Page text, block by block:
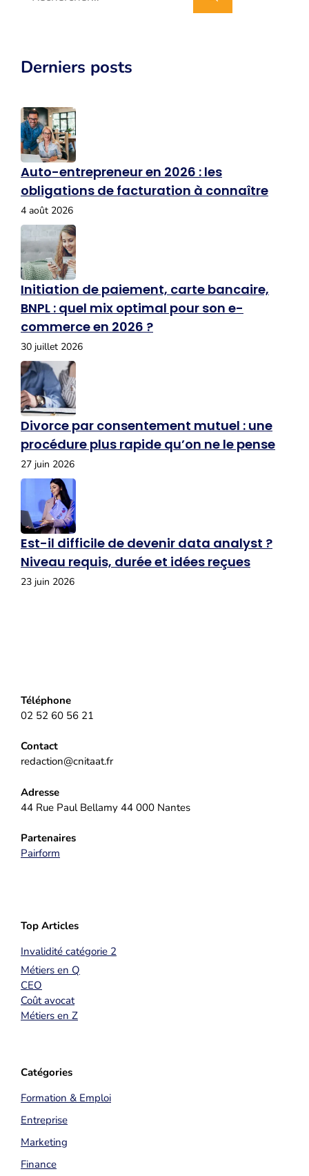
Derniers posts
Auto-entrepreneur en 2026 : les
obligations de facturation à connaître
4 août 2026
Initiation de paiement, carte bancaire,
BNPL : quel mix optimal pour son e-
commerce en 2026 ?
30 juillet 2026
Divorce par consentement mutuel : une
procédure plus rapide qu’on ne le pense
27 juin 2026
Est-il difficile de devenir data analyst ?
Niveau requis, durée et idées reçues
23 juin 2026
Téléphone
02 52 60 56 21
Contact
redaction@cnitaat.fr
Adresse
44 Rue Paul Bellamy 44 000 Nantes
Partenaires
Pairform
Top Articles
Invalidité catégorie 2
Métiers en Q
CEO
Coût avocat
Métiers en Z
Catégories
Formation & Emploi
Entreprise
Marketing
Finance